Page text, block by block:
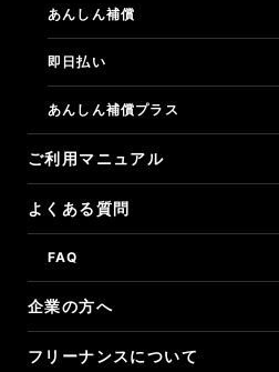
しごとの保険/損保Basic
くらしの保険/所得補償
バーチャルオフィス
決済リンク
アフィリエイトプログラム
企業の方へ
あんしん補償
即日払い
あんしん補償プラス
ご利用マニュアル
よくある質問
FAQ
企業の方へ
フリーナンスについて